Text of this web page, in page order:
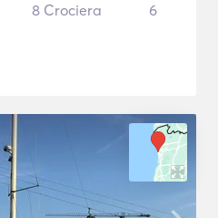
8 Crociera 6